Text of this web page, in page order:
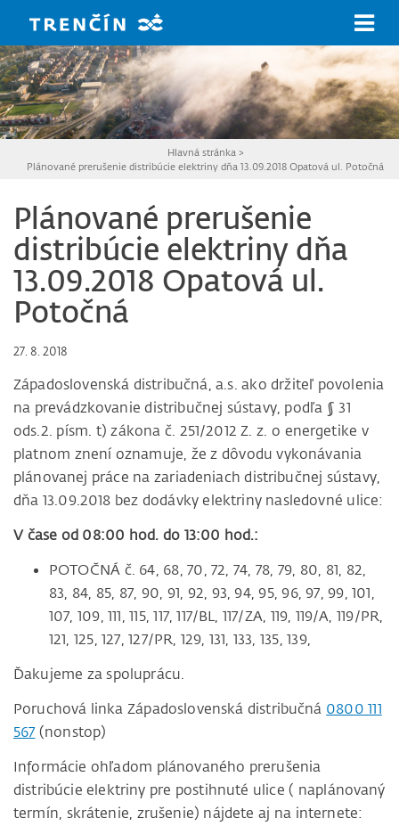
Hlavná stránka >
Plánované prerušenie distribúcie elektriny dňa 13.09.2018 Opatová ul. Potočná
Plánované prerušenie
distribúcie elektriny dňa
13.09.2018 Opatová ul.
Potočná
27. 8. 2018
Západoslovenská distribučná, a.s. ako držiteľ povolenia
na prevádzkovanie distribučnej sústavy, podľa § 31
ods.2. písm. t) zákona č. 251/2012 Z. z. o energetike v
platnom znení oznamuje, že z dôvodu vykonávania
plánovanej práce na zariadeniach distribučnej sústavy,
dňa 13.09.2018 bez dodávky elektriny nasledovné ulice:
V čase od 08:00 hod. do 13:00 hod.:
POTOČNÁ č. 64, 68, 70, 72, 74, 78, 79, 80, 81, 82,
83, 84, 85, 87, 90, 91, 92, 93, 94, 95, 96, 97, 99, 101,
107, 109, 111, 115, 117, 117/BL, 117/ZA, 119, 119/A, 119/PR,
121, 125, 127, 127/PR, 129, 131, 133, 135, 139,
Ďakujeme za spoluprácu.
Poruchová linka Západoslovenská distribučná 0800 111
567 (nonstop)
Informácie ohľadom plánovaného prerušenia
distribúcie elektriny pre postihnuté ulice ( naplánovaný
termín, skrátenie, zrušenie) nájdete aj na internete: